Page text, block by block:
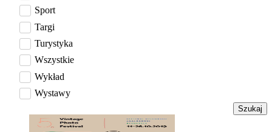
Sport
Targi
Turystyka
Wszystkie
Wykład
Wystawy
Szukaj